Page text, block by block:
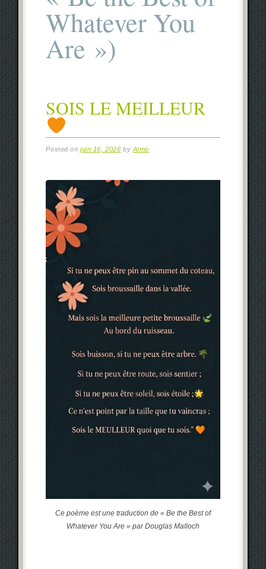
Whatever You
Are »)
SOIS LE MEILLEUR
Posted onjuin 16, 2026 byAtmo
Ce poème est une traduction de « Be the Best of
Whatever You Are » par Douglas Malloch